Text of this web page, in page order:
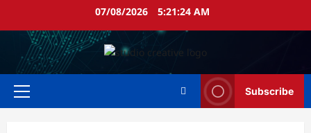
content
07/08/2026 5:21:25 AM
Primary
Subscribe